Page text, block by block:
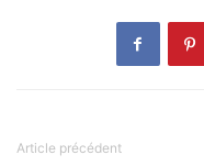
Article précédent